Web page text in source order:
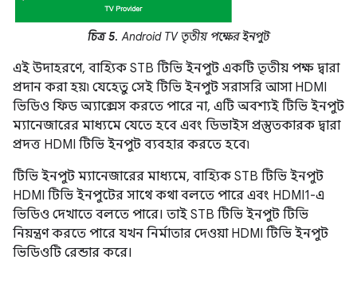
চিত্র 5. Android TV তৃতীয় পক্ষের ইনপুট
এই উদাহরণে, বাহ্যিক STB টিভি ইনপুট একটি তৃতীয় পক্ষ দ্বারা
প্রদান করা হয়৷ যেহেতু সেই টিভি ইনপুট সরাসরি আসা HDMI
ভিডিও ফিড অ্যাক্সেস করতে পারে না, এটি অবশ্যই টিভি ইনপুট
ম্যানেজারের মাধ্যমে যেতে হবে এবং ডিভাইস প্রস্তুতকারক দ্বারা
প্রদত্ত HDMI টিভি ইনপুট ব্যবহার করতে হবে৷
টিভি ইনপুট ম্যানেজারের মাধ্যমে, বাহ্যিক STB টিভি ইনপুট
HDMI টিভি ইনপুটের সাথে কথা বলতে পারে এবং HDMI1-এ
ভিডিও দেখাতে বলতে পারে। তাই STB টিভি ইনপুট টিভি
নিয়ন্ত্রণ করতে পারে যখন নির্মাতার দেওয়া HDMI টিভি ইনপুট
ভিডিওটি রেন্ডার করে।